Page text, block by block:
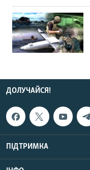
ДОЛУЧАЙСЯ!
ПІДТРИМКА